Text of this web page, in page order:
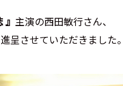
主演の西田敏行さん、
呈させていただきました